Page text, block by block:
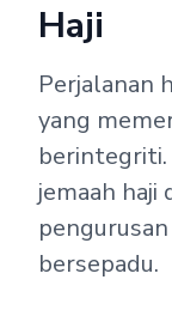
Haji
Perjalanan
yang
berintegriti.
jemaah haji
bersepadu.